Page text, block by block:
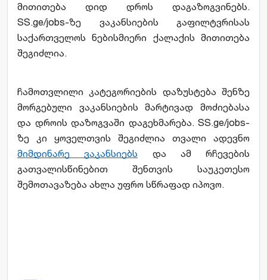
მითითება დიდ დროს დაგაზოგვინებს.
SS.ge/jobs-ზე ვაკანსიების გაფილტვრისას
საქართველოს ნებისმიერი ქალაქის მითითება
შეგიძლია.
ჩამოთვლილი კატეგორიების დაზუსტება შენზე
მორგებული ვაკანსიების მარტივად მოძიებასა
და დროის დაზოგვაში დაგეხმარება. SS.ge/jobs-
მიმდინარე ვაკანსიებს და ამ რჩევების
გათვალისწინებით შენთვის საუკეთესო
შემოთავაზება ახლა უფრო სწრაფად იპოვო.